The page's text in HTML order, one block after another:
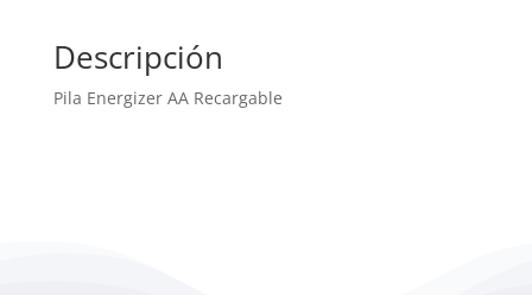
Descripción
Pila Energizer AA Recargable